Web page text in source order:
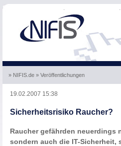
Skip to the navigation .
.
» NIFIS.de » Veröffentlichungen
19.02.2007 15:38
Sicherheitsrisiko Raucher?
Raucher gefährden neuerdings
sondern auch die IT-Sicherheit,